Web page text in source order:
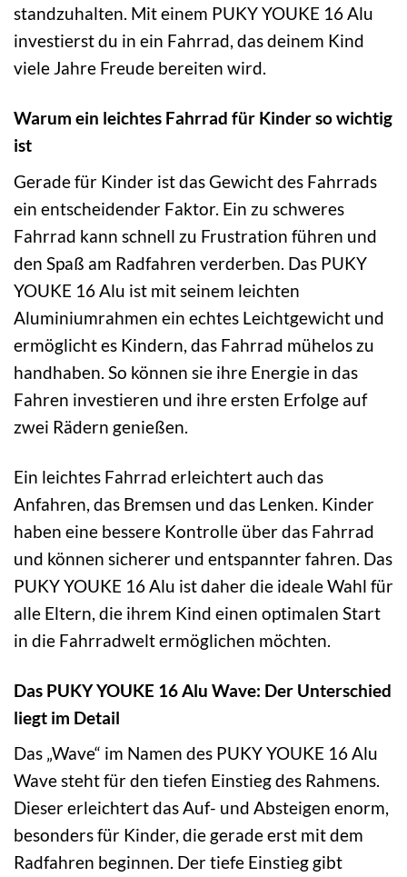
standzuhalten. Mit einem PUKY YOUKE 16 Alu
investierst du in ein Fahrrad, das deinem Kind
viele Jahre Freude bereiten wird.
Warum ein leichtes Fahrrad für Kinder so wichtig
ist
Gerade für Kinder ist das Gewicht des Fahrrads
ein entscheidender Faktor. Ein zu schweres
Fahrrad kann schnell zu Frustration führen und
den Spaß am Radfahren verderben. Das PUKY
YOUKE 16 Alu ist mit seinem leichten
Aluminiumrahmen ein echtes Leichtgewicht und
ermöglicht es Kindern, das Fahrrad mühelos zu
handhaben. So können sie ihre Energie in das
Fahren investieren und ihre ersten Erfolge auf
zwei Rädern genießen.
Ein leichtes Fahrrad erleichtert auch das
Anfahren, das Bremsen und das Lenken. Kinder
haben eine bessere Kontrolle über das Fahrrad
und können sicherer und entspannter fahren. Das
PUKY YOUKE 16 Alu ist daher die ideale Wahl für
alle Eltern, die ihrem Kind einen optimalen Start
in die Fahrradwelt ermöglichen möchten.
Das PUKY YOUKE 16 Alu Wave: Der Unterschied
liegt im Detail
Das „Wave“ im Namen des PUKY YOUKE 16 Alu
Wave steht für den tiefen Einstieg des Rahmens.
Dieser erleichtert das Auf- und Absteigen enorm,
besonders für Kinder, die gerade erst mit dem
Radfahren beginnen. Der tiefe Einstieg gibt